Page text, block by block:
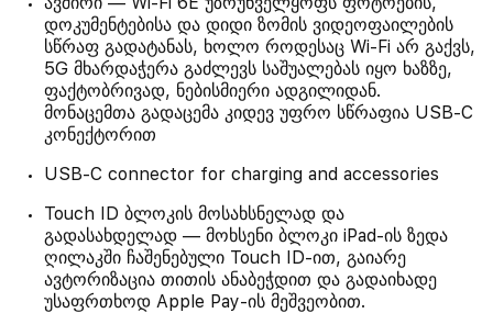
დოკუმენტებისა და დიდი ზომის ვიდეოფაილების
სწრაფ გადატანას, ხოლო როდესაც Wi-Fi არ გაქვს,
5G მხარდაჭერა გაძლევს საშუალებას იყო ხაზზე,
ფაქტობრივად, ნებისმიერი ადგილიდან.
მონაცემთა გადაცემა კიდევ უფრო სწრაფია USB-C
კონექტორით
USB-C connector for charging and accessories
Touch ID ბლოკის მოსახსნელად და
გადასახდელად — მოხსენი ბლოკი iPad-ის ზედა
ღილაკში ჩაშენებული Touch ID-ით, გაიარე
ავტორიზაცია თითის ანაბეჭდით და გადაიხადე
უსაფრთხოდ Apple Pay-ის მეშვეობით.